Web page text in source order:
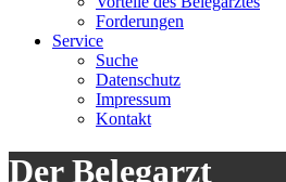
Forderungen
Service
Suche
Datenschutz
Impressum
Kontakt
Der Belegarzt